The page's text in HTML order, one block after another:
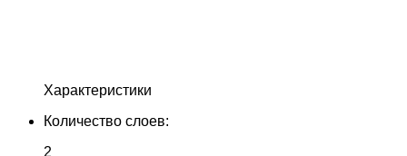
Характеристики
Количество слоев:
2